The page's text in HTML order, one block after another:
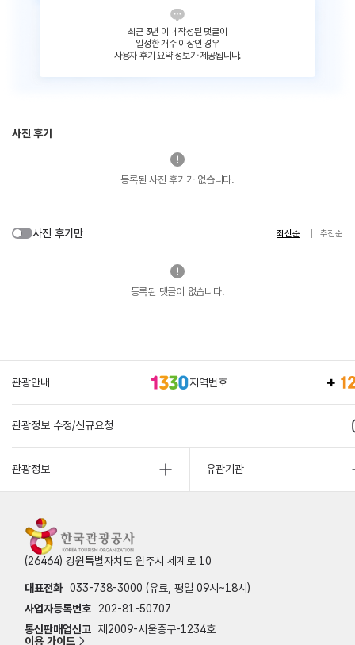
최근 3년 이내 작성된 댓글이
일정한 개수 이상인 경우
사용자 후기 요약 정보가 제공됩니다.
사진 후기
등록된 사진 후기가 없습니다.
사진 후기만 최신순 추천순
등록된 댓글이 없습니다.
관광안내 지역번호
관광정보 수정/신규요청
관광정보 유관기관
(26464) 강원특별자치도 원주시 세계로 10
대표전화 033-738-3000 (유료, 평일 09시~18시)
사업자등록번호
202-81-50707
통신판매업신고 제2009-서울중구-1234호
이용 가이드